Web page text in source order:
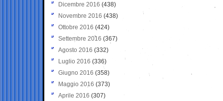
Dicembre 2016 (438)
Novembre 2016 (438)
Ottobre 2016 (424)
Settembre 2016 (367)
Agosto 2016 (332)
Luglio 2016 (336)
Giugno 2016 (358)
Maggio 2016 (373)
Aprile 2016 (307)